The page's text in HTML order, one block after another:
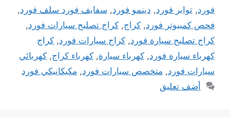
فورد, تواير فورد, دينمو فورد, سفايف فورد سلف فورد,
فحص كمبيوتر فورد, كراج, كراج تصليح سيارات فورد,
كراج تصليح سيارة فورد, كراج سيارات فورد, كراج
كهرباء سيارة فورد, كهرباء سيارة, كهرباء كراج, كهربائي
سيارات فورد, متخصص سيارات فورد, مكيكانيكي فورد
أضف تعليق